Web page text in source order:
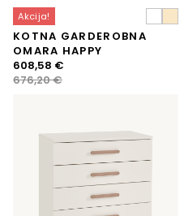
Akcija!
KOTNA GARDEROBNA
OMARA HAPPY
676,20€
Izvirna
cena
608,58 €
Trenutna
cena